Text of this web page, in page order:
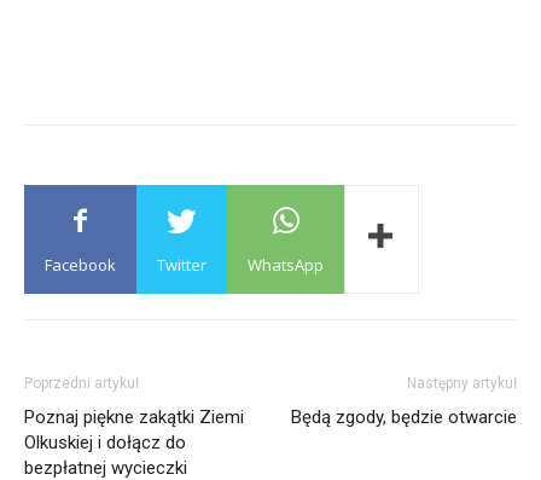
Facebook Twitter WhatsApp
Poprzedni artykuł
Poznaj piękne zakątki Ziemi
Olkuskiej i dołącz do
bezpłatnej wycieczki
Następny artykuł
Będą zgody, będzie otwarcie